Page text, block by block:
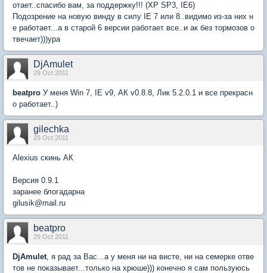
отает..спасибо вам, за поддержку!!! (XP SP3, IE6)
Подозрение на новую винду в силу IE 7 или 8..видимо из-за них н
е работает...а в старой 6 версии работает все..и ак без тормозов о
твечает)))ура
DjAmulet
29 Oct 2011
beatpro У меня Win 7, IE v9, АК v0.8.8, Лик 5.2.0.1 и все прекрасн
о работает..)
gilechka
29 Oct 2011
Alexius скинь АК
Версия 0.9.1
заранее блогадарна
gilusik@mail.ru
beatpro
29 Oct 2011
DjAmulet, я рад за Вас...а у меня ни на висте, ни на семерке отве
тов не показывает...только на хрюше))) конечно я сам пользуюсь